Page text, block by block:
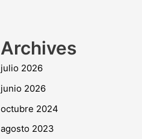
Archives
julio 2026
junio 2026
octubre 2024
agosto 2023